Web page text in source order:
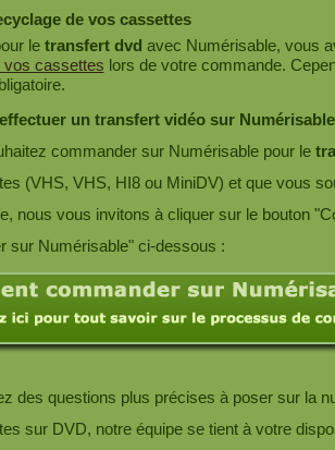
de vos cassettes
le transfert dvd avec Numérisable, vous
vos cassettes lors de votre commande.
un transfert vidéo sur
commander sur Numérisable pour le
(VHS, VHS, HI8 ou MiniDV) et que vous
nous vous invitons à cliquer sur le bouton
sur Numérisable" ci-dessous :
des questions plus précises à poser sur la
sur DVD, notre équipe se tient à votre